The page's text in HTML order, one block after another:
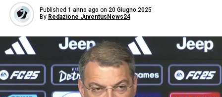
Published 1 anno ago on 20 Giugno 2025
By Redazione JuventusNews24